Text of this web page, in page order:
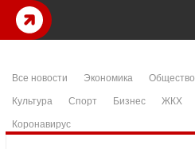
Все новости Экономика Общество
Культура
Спорт Бизнес ЖКХ
Коронавирус